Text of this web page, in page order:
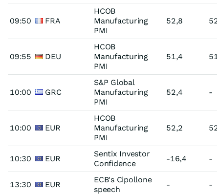
09:50 FRA
HCOB
Manufacturing
PMI
52,8
09:55 DEU
HCOB
Manufacturing
PMI
51,4
10:00 GRC
S&P Global
Manufacturing
PMI
52,4 -
10:00 EUR
HCOB
Manufacturing
PMI
52,2
10:30 EUR
Sentix Investor
Confidence
-16,4 -
13:30 EUR
ECB's Cipollone
speech
- -